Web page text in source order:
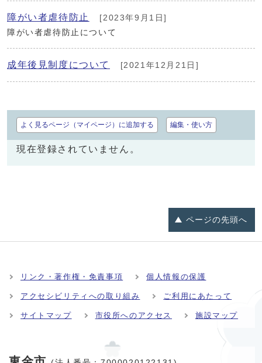
障がい者虐待防止
[2023年9月1日]
障がい者虐待防止について
成年後見制度について [2021年12月21日]
よく見るページ（マイページ）に追加する 編集・使い方
現在登録されていません。
ページの先頭へ
リンク・著作権・免責事項 個人情報の保護
アクセシビリティへの取り組み ご利用にあたって
サイトマップ 市役所へのアクセス 施設マップ